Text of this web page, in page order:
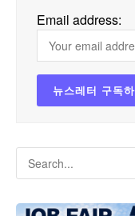
Email address: